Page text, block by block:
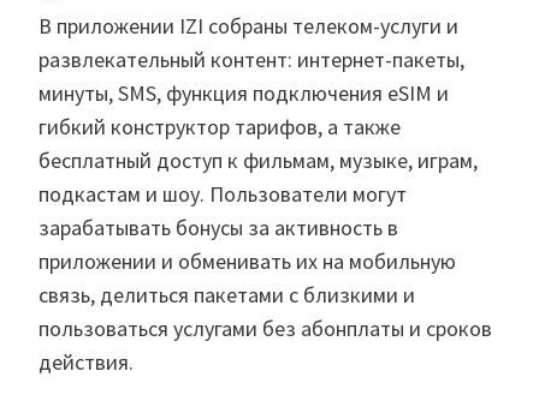
В приложении IZI собраны телеком-услуги и
развлекательный контент: интернет-пакеты,
минуты, SMS, функция подключения eSIM и
гибкий конструктор тарифов, а также
бесплатный доступ к фильмам, музыке, играм,
подкастам и шоу. Пользователи могут
зарабатывать бонусы за активность в
приложении и обменивать их на мобильную
связь, делиться пакетами с близкими и
пользоваться услугами без абонплаты и сроков
действия.